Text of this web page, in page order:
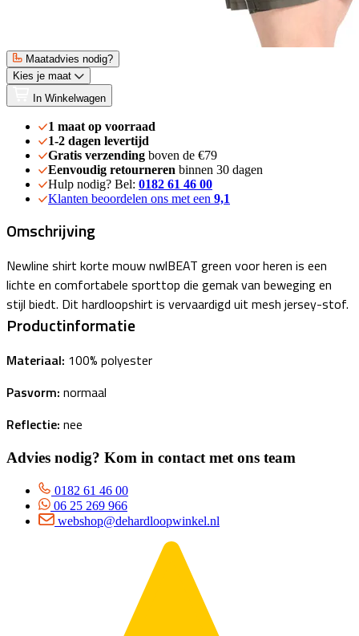
Maatadvies nodig?
Kies je maat
In Winkelwagen
1 maat op voorraad
1-2 dagen levertijd
Gratis verzending boven de €79
Eenvoudig retourneren binnen 30 dagen
Hulp nodig? Bel: 0182 61 46 00
Klanten beoordelen ons met een 9,1
Omschrijving
Newline shirt korte mouw nwlBEAT green voor heren is een
lichte en comfortabele sporttop die gemak van beweging en
stijl biedt. Dit hardloopshirt is vervaardigd uit mesh jersey-stof.
Productinformatie
Materiaal: 100% polyester
Pasvorm: normaal
Reflectie: nee
Advies nodig? Kom in contact met ons team
0182 61 46 00
06 25 269 966
webshop@dehardloopwinkel.nl